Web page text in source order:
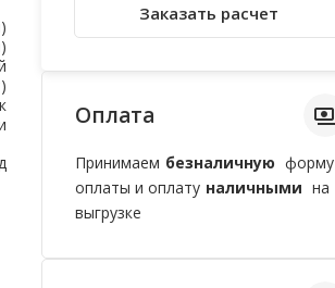
Заказать расчет
Оплата
Принимаем безналичную форму
оплаты и оплату наличными на
выгрузке